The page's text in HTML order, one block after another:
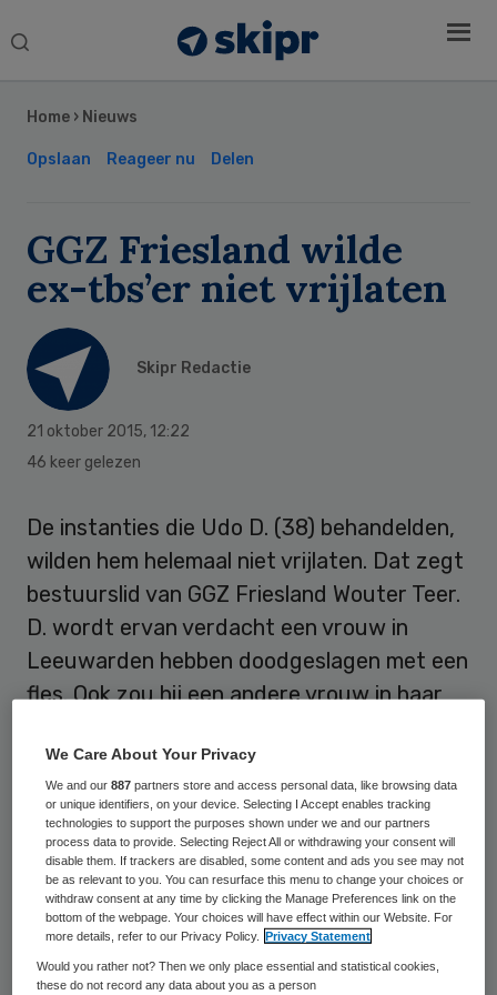
Search
Home › Nieuws
Opslaan Reageer nu Delen
GGZ Friesland wilde
ex-tbs’er niet vrijlaten
Skipr Redactie
21 oktober 2015, 12:22
46 keer gelezen
De instanties die Udo D. (38) behandelden,
wilden hem helemaal niet vrijlaten. Dat zegt
bestuurslid van GGZ Friesland Wouter Teer.
D. wordt ervan verdacht een vrouw in
Leeuwarden hebben doodgeslagen met een
fles. Ook zou hij een andere vrouw in haar
D. stond bij politie, justitie, de gemeente
Leeuwarden en hulpinstanties al jaren
bekend als gevaarlijk, agressief en
gewetenloos. Autoriteiten hadden, naar
eigen zeggen, echter geen wettelijke
middelen om tegen de voormalige tbs’er op
te treden.
Sidebar
We Care About Your Privacy
We and our887 partners store and access personal data, like browsing data
or unique identifiers, on your device. Selecting I Accept enables tracking
technologies to support the purposes shown under we and our partners
process data to provide. Selecting Reject All or withdrawing your consent will
disable them. If trackers are disabled, some content and ads you see may not
be as relevant to you. You can resurface this menu to change your choices or
withdraw consent at any time by clicking the Manage Preferences link on the
bottom of the webpage. Your choices will have effect within our Website. For
more details, refer to our Privacy Policy.
Privacy Statement
Would you rather not? Then we only place essential and statistical cookies,
these do not record any data about you as a person